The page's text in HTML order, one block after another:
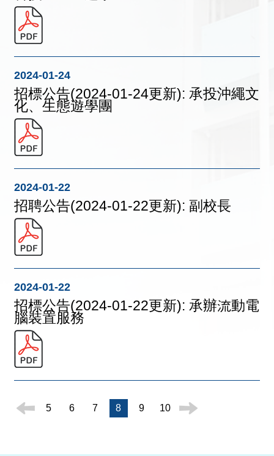
2024-01-24
招標公告(2024-01-24更新): 承投沖繩文
化、生態遊學團
2024-01-22
招聘公告(2024-01-22更新): 副校長
2024-01-22
招標公告(2024-01-22更新): 承辦流動電
腦裝置服務
5 6 7 8 9 10